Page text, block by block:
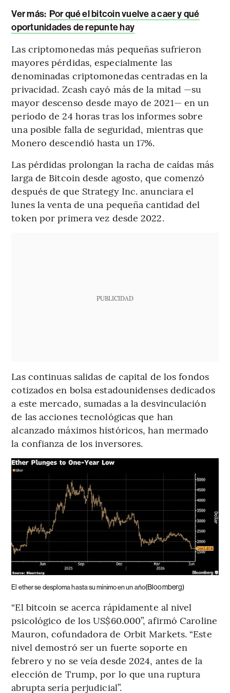
Ver más: Por qué el bitcoin vuelve a caer y qué
oportunidades de repunte hay
Las criptomonedas más pequeñas sufrieron
mayores pérdidas, especialmente las
denominadas criptomonedas centradas en la
privacidad. Zcash cayó más de la mitad —su
mayor descenso desde mayo de 2021— en un
período de 24 horas tras los informes sobre
una posible falla de seguridad, mientras que
Monero descendió hasta un 17%.
Las pérdidas prolongan la racha de caídas más
larga de Bitcoin desde agosto, que comenzó
después de que Strategy Inc. anunciara el
lunes la venta de una pequeña cantidad del
token por primera vez desde 2022.
PUBLICIDAD
Las continuas salidas de capital de los fondos
cotizados en bolsa estadounidenses dedicados
a este mercado, sumadas a la desvinculación
de las acciones tecnológicas que han
alcanzado máximos históricos, han mermado
la confianza de los inversores.
El ether se desploma hasta su mínimo en un año(Bloomberg)
“El bitcoin se acerca rápidamente al nivel
psicológico de los US$60.000”, afirmó Caroline
Mauron, cofundadora de Orbit Markets. “Este
nivel demostró ser un fuerte soporte en
febrero y no se veía desde 2024, antes de la
elección de Trump, por lo que una ruptura
abrupta sería perjudicial”.